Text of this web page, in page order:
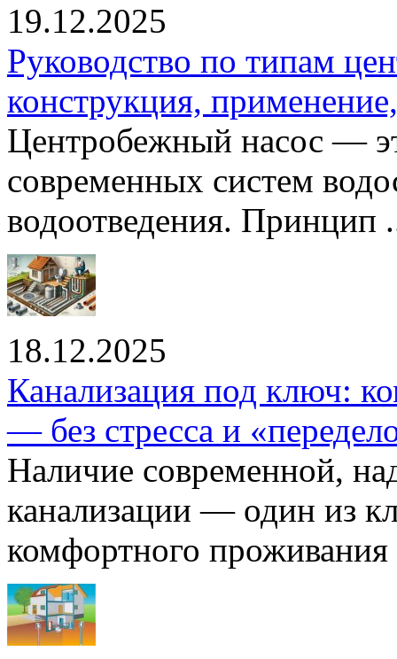
19.12.2025
Руководство по типам
конструкция,
Центробежный насос —
современных систем
водоотведения. Принцип
18.12.2025
Канализация под ключ:
— без стресса и
Наличие современной,
канализации — один из
комфортного проживания